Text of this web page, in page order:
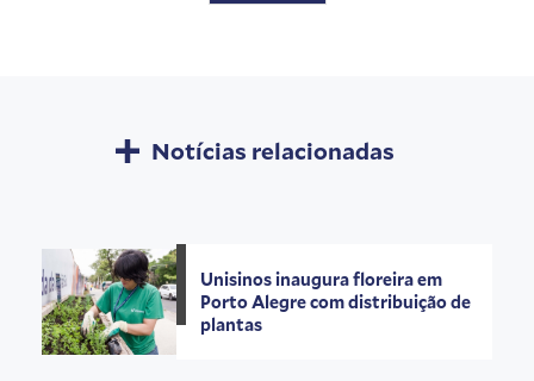
Notícias relacionadas
Unisinos inaugura floreira em
Porto Alegre com distribuição de
plantas